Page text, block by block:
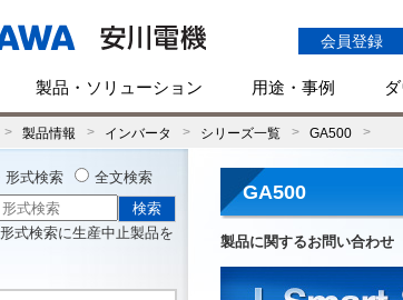
会員登録
製品・ソリューション 用途・事例
製品情報 インバータ シリーズ一覧 GA500
GA500
製品に関するお問い合わせ
形式検索 全文検索
式検索に生産中止製品を